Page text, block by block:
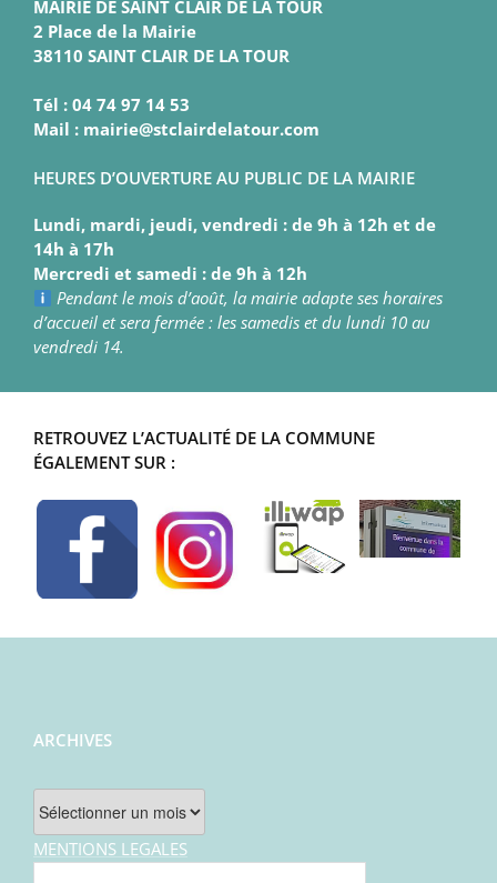
MAIRIE DE SAINT CLAIR DE LA TOUR
2 Place de la Mairie
38110 SAINT CLAIR DE LA TOUR
Tél : 04 74 97 14 53
Mail : mairie@stclairdelatour.com
HEURES D’OUVERTURE AU PUBLIC DE LA MAIRIE
Lundi, mardi, jeudi, vendredi : de 9h à 12h et de
14h à 17h
Mercredi et samedi : de 9h à 12h
Pendant le mois d’août, la mairie adapte ses horaires
d’accueil et sera fermée : les samedis et du lundi 10 au
vendredi 14.
RETROUVEZ L’ACTUALITÉ DE LA COMMUNE
ÉGALEMENT SUR :
ARCHIVES
Archives
MENTIONS LEGALES